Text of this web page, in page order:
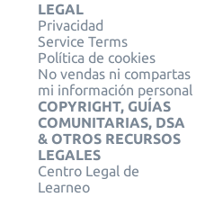
LEGAL
Privacidad
Service Terms
Política de cookies
No vendas ni compartas
mi información personal
COPYRIGHT, GUÍAS
COMUNITARIAS, DSA
& OTROS RECURSOS
LEGALES
Centro Legal de
Learneo